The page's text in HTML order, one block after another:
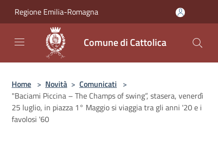
Regione Emilia-Romagna
Comune di Cattolica
Home > Novità > Comunicati >
"Baciami Piccina – The Champs of swing”, stasera, venerdì
25 luglio, in piazza 1° Maggio si viaggia tra gli anni '20 e i
favolosi '60